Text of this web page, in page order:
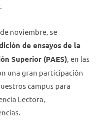
noviembre, se
de ensayos de la
Superior (PAES), en las
una gran participación
campus para
Lectora,